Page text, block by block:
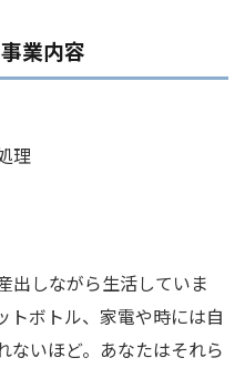
業内容
理
出しながら生活していま
トボトル、家電や時には自
ないほど。あなたはそれら